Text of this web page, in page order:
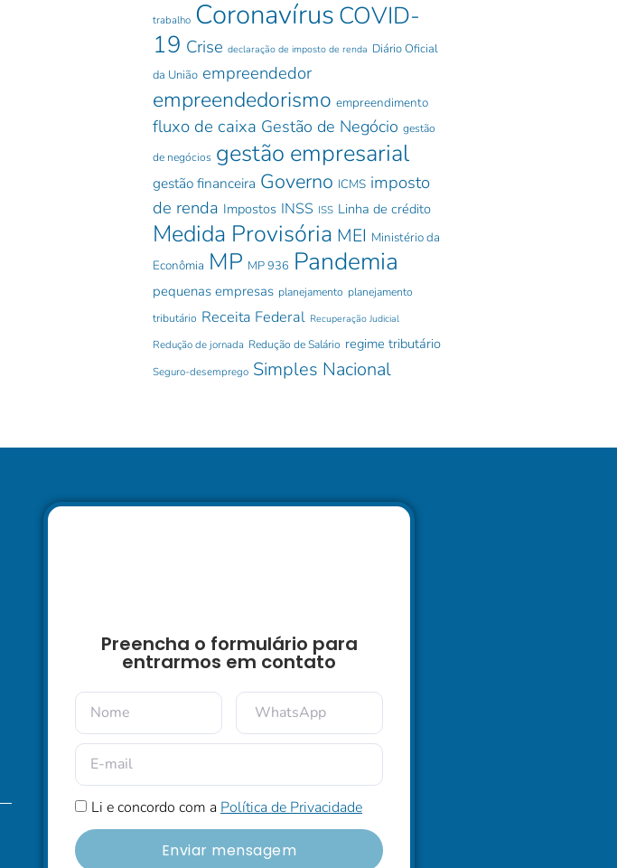
trabalho Coronavírus COVID-
19 Crise declaração de imposto de renda Diário Oficial
da União empreendedor
empreendedorismo empreendimento
fluxo de caixa Gestão de Negócio gestão
de negócios gestão empresarial
gestão financeira Governo ICMS imposto
de renda Impostos INSS ISS Linha de crédito
Medida Provisória MEI Ministério da
Econômia MP MP 936 Pandemia
pequenas empresas planejamento planejamento
tributário Receita Federal Recuperação Judicial
Redução de jornada Redução de Salário regime tributário
Seguro-desemprego Simples Nacional
Preencha o formulário para
entrarmos em contato
Li e concordo com a Política de Privacidade
Enviar mensagem